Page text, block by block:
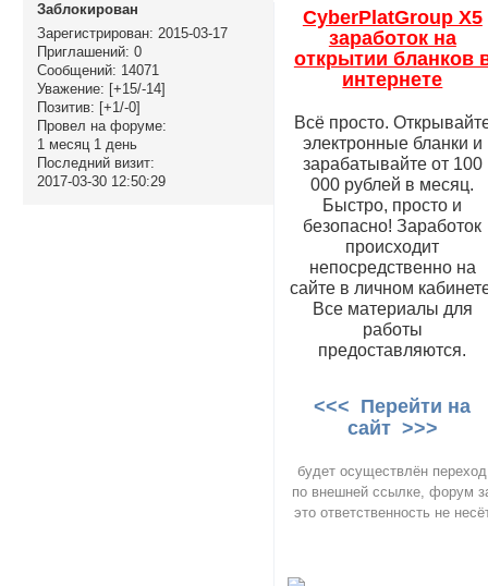
Заблокирован
Зарегистрирован: 2015-03-17
Приглашений: 0
Сообщений: 14071
Уважение: [+15/-14]
Позитив: [+1/-0]
Провел на форуме:
1 месяц 1 день
Последний визит:
2017-03-30 12:50:29
CyberPlatGroup X5
заработок на
открытии бланков
интернете
Всё просто.
электронные бланки и
зарабатывайте от 100
000 рублей в месяц.
Быстро, просто и
безопасно! Заработок
происходит
непосредственно на
сайте в личном
Все материалы для
работы
предоставляются.
<<< Перейти на
сайт >>>
будет осуществлён переход
по внешней ссылке, форум
это ответственность не